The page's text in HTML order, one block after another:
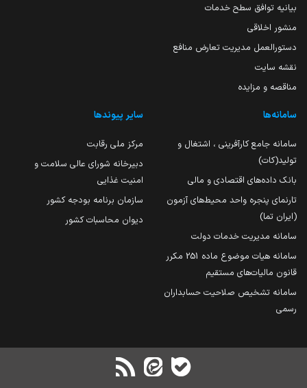
بیانیه توافق سطح خدمات
منشور اخلاقی
دستورالعمل مدیریت تعارض منافع
نقشه سایت
مناقصه و مزایده
سامانه‌ها
سامانه جامع کارآفرینی ، اشتغال و
تولید(کات)
بانک داده‌های اقتصادی و مالی
تارنمای پنجره واحد محیط‌های آزمون
(ایران تما)
سامانه مدیریت خدمات دولت
سامانه هیات موضوع ماده 251 مکرر
قانون مالیات‌های مستقیم
سامانه تشخیص صلاحیت حسابداران
رسمی
سایر پیوندها
مرکز ملی رقابت
دبیرخانه شورای عالی سلامت و
امنیت غذایی
سازمان برنامه بودجه کشور
دیوان محاسبات کشور